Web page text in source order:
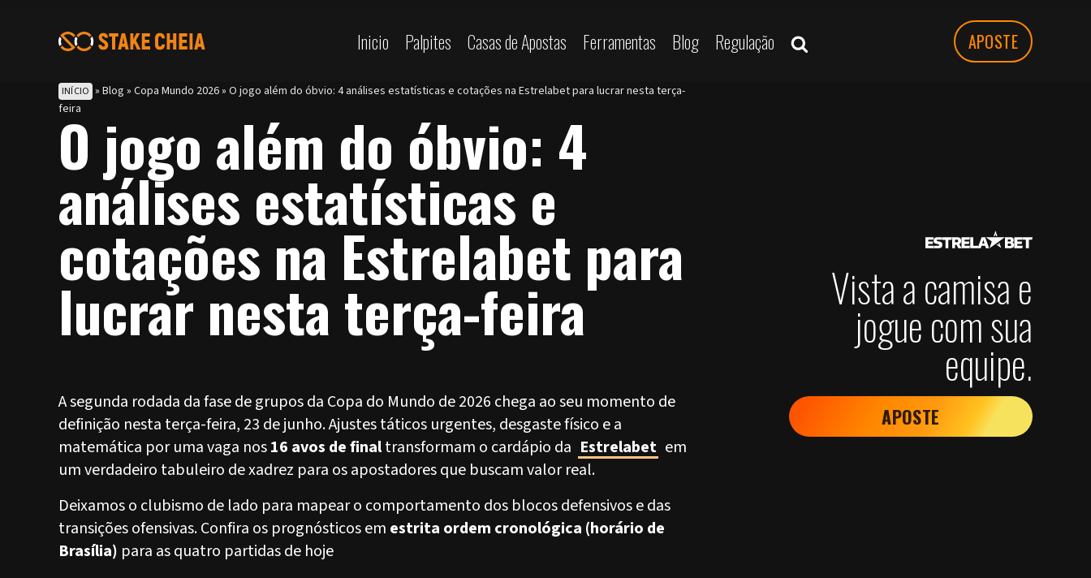
APOSTE
Inicio Palpites Casas de Apostas Ferramentas Blog Regulação
INÍCIO »Blog »Copa Mundo 2026»O jogo além do óbvio: 4 análises estatísticas e cotações na Estrelabet para lucrar nesta terça-
feira
O jogo além do óbvio: 4
análises estatísticas e
cotações na Estrelabet para
lucrar nesta terça-feira
A segunda rodada da fase de grupos da Copa do Mundo de 2026 chega ao seu momento de
definição nesta terça-feira, 23 de junho. Ajustes táticos urgentes, desgaste físico e a
matemática por uma vaga nos16 avos de finaltransformam o cardápio da Estrelabet em
um verdadeiro tabuleiro de xadrez para os apostadores que buscam valor real.
Deixamos o clubismo de lado para mapear o comportamento dos blocos defensivos e das
transições ofensivas. Confira os prognósticos em estrita ordem cronológica (horário de
Brasília) para as quatro partidas de hoje
Vista a camisa e
jogue com sua
equipe.
APOSTE